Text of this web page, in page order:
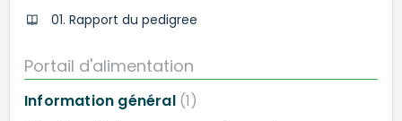
01. Rapport du pedigree
Portail d'alimentation
Information général 1